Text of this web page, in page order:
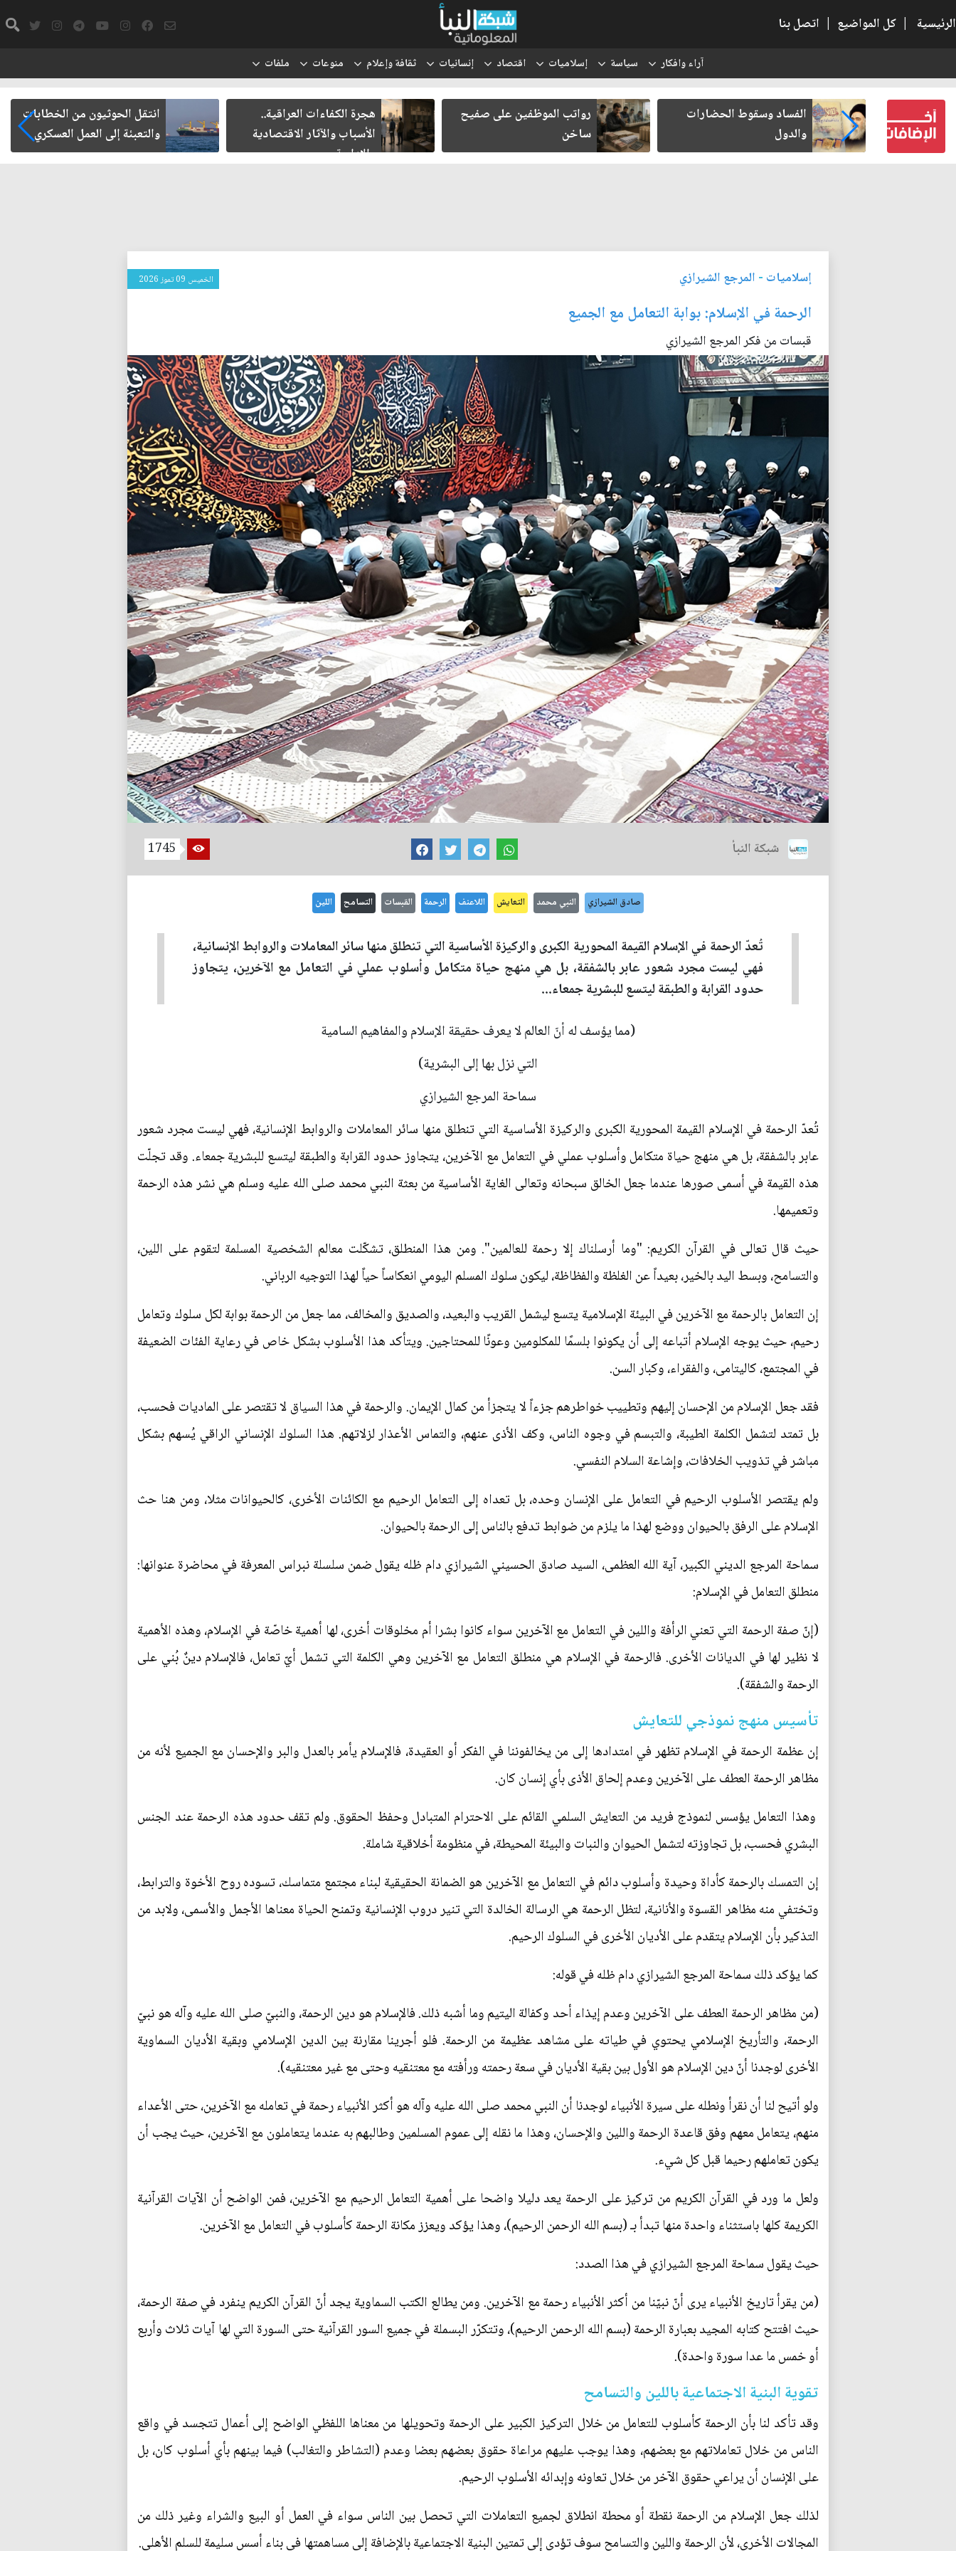
الرئيسية | كل المواضيع | اتصل بنا
آراء وافكار سياسة إسلاميات اقتصاد إنسانيات ثقافة وإعلام منوعات ملفات
لنفسه
الفساد وسقوط الحضارات
والدول
رواتب الموظفين على صفيح
ساخن
هجرة الكفاءات العراقية..
الأسباب والآثار الاقتصادية
والإدارية
انتقل الحوثيون من الخطابات
والتعبئة إلى العمل العسكري
إسلاميات - المرجع الشيرازي الخميس 09 تموز 2026
الرحمة في الإسلام: بوابة التعامل مع الجميع
قبسات من فكر المرجع الشيرازي
شبكة النبأ 1745
صادق الشيرازي النبي محمد التعايش اللاعنف الرحمة القبسات التسامح اللين
تُعدّ الرحمة في الإسلام القيمة المحورية الكبرى والركيزة الأساسية التي تنطلق منها سائر المعاملات والروابط الإنسانية،
فهي ليست مجرد شعور عابر بالشفقة، بل هي منهج حياة متكامل وأسلوب عملي في التعامل مع الآخرين، يتجاوز
حدود القرابة والطبقة ليتسع للبشرية جمعاء...
(مما يؤسف له أنّ العالم لا يعرف حقيقة ‌الإسلام والمفاهيم السامية
التي نزل بها إلى البشرية)
سماحة المرجع الشيرازي
تُعدّ الرحمة في الإسلام القيمة المحورية الكبرى والركيزة الأساسية التي تنطلق منها سائر المعاملات والروابط الإنسانية، فهي ليست مجرد شعور
عابر بالشفقة، بل هي منهج حياة متكامل وأسلوب عملي في التعامل مع الآخرين، يتجاوز حدود القرابة والطبقة ليتسع للبشرية جمعاء. وقد تجلّت
هذه القيمة في أسمى صورها عندما جعل الخالق سبحانه وتعالى الغاية الأساسية من بعثة النبي محمد صلى الله عليه وسلم هي نشر هذه الرحمة
وتعميمها.
حيث قال تعالى في القرآن الكريم: "وما أرسلناك إلا رحمة للعالمين". ومن هذا المنطلق، تشكّلت معالم الشخصية المسلمة لتقوم على اللين،
والتسامح، وبسط اليد بالخير، بعيداً عن الغلظة والفظاظة، ليكون سلوك المسلم اليومي انعكاساً حياً لهذا التوجيه الرباني.
إن التعامل بالرحمة مع الآخرين في البيئة الإسلامية يتسع ليشمل القريب والبعيد، والصديق والمخالف، مما جعل من الرحمة بوابة لكل سلوك وتعامل
رحيم، حيث يوجه الإسلام أتباعه إلى أن يكونوا بلسمًا للمكلومين وعونًا للمحتاجين. ويتأكد هذا الأسلوب بشكل خاص في رعاية الفئات الضعيفة
في المجتمع، كاليتامى، والفقراء، وكبار السن.
فقد جعل الإسلام من الإحسان إليهم وتطييب خواطرهم جزءاً لا يتجزأ من كمال الإيمان. والرحمة في هذا السياق لا تقتصر على الماديات فحسب،
بل تمتد لتشمل الكلمة الطيبة، والتبسم في وجوه الناس، وكف الأذى عنهم، والتماس الأعذار لزلاتهم. هذا السلوك الإنساني الراقي يُسهم بشكل
مباشر في تذويب الخلافات، وإشاعة السلام النفسي.
ولم يقتصر الأسلوب الرحيم في التعامل على الإنسان وحده، بل تعداه إلى التعامل الرحيم مع الكائنات الأخرى، كالحيوانات مثلا، ومن هنا حث
الإسلام على الرفق بالحيوان ووضع لهذا ما يلزم من ضوابط تدفع بالناس إلى الرحمة بالحيوان.
سماحة المرجع الديني الكبير، آية الله العظمى، السيد صادق الحسيني الشيرازي دام ظله يقول ضمن سلسلة نبراس المعرفة في محاضرة عنوانها:
منطلق التعامل في الإسلام:
(إنّ ‌صفة الرحمة التي‌ تعني الرأفة واللين في التعامل مع الآخرين سواء كانوا بشرا أم مخلوقات أخرى،‌ لها أهمية خاصّة‌ في الإسلام، وهذه الأهمية
لا نظير لها في الديانات الأخرى. فالرحمة في الإسلام هي منطلق التعامل مع الآخرين وهي الكلمة التي تشمل أيّ تعامل، فالإسلام دينٌ بُني على
الرحمة والشفقة).
تأسيس منهج نموذجي للتعايش
إن عظمة الرحمة في الإسلام تظهر في امتدادها إلى من يخالفوننا في الفكر أو العقيدة، فالإسلام يأمر بالعدل والبر والإحسان مع الجميع لأنه من
مظاهر الرحمة العطف على الآخرين وعدم إلحاق الأذى بأي إنسان كان.
وهذا التعامل يؤسس لنموذج فريد من التعايش السلمي القائم على الاحترام المتبادل وحفظ الحقوق. ولم تقف حدود هذه الرحمة عند الجنس
البشري فحسب، بل تجاوزته لتشمل الحيوان والنبات والبيئة المحيطة، في منظومة أخلاقية شاملة.
إن التمسك بالرحمة كأداة وحيدة وأسلوب دائم في التعامل مع الآخرين هو الضمانة الحقيقية لبناء مجتمع متماسك، تسوده روح الأخوة والترابط،
وتختفي منه مظاهر القسوة والأنانية، لتظل الرحمة هي الرسالة الخالدة التي تنير دروب الإنسانية وتمنح الحياة معناها الأجمل والأسمى، ولابد من
التذكير بأن الإسلام يتقدم على الأديان الأخرى في السلوك الرحيم.
كما يؤكد ذلك سماحة المرجع الشيرازي دام ظله في قوله:
(من مظاهر الرحمة العطف على الآخرين وعدم إيذاء‌ أحد وكفالة اليتيم وما أشبه ذلك. فالإسلام هو دين الرحمة، والنبيّ صلى الله عليه وآله هو نبيّ
الرحمة، والتأريخ الإسلامي يحتوي في طياته على مشاهد عظيمة من الرحمة. فلو أجرينا مقارنة بين الدين الإسلامي وبقية الأديان السماوية
الأخرى لوجدنا أنّ دين الإسلام هو الأول بين بقية الأديان في سعة رحمته ورأفته مع معتنقيه وحتى مع غير معتنقيه).
ولو أتيح لنا أن نقرأ ونطله على سيرة الأنبياء لوجدنا أن النبي محمد صلى الله عليه وآله هو أكثر الأنبياء رحمة في تعامله مع الآخرين، حتى الأعداء
منهم، يتعامل معهم وفق قاعدة الرحمة واللين والإحسان، وهذا ما نقله إلى عموم المسلمين وطالبهم به عندما يتعاملون مع الآخرين، حيث يجب أن
يكون تعاملهم رحيما قبل كل شيء.
ولعل ما ورد في القرآن الكريم من تركيز على الرحمة يعد دليلا واضحا على أهمية التعامل الرحيم مع الآخرين، فمن الواضح أن الآيات القرآنية
الكريمة كلها باستثناء واحدة منها تبدأ بـ (بسم الله الرحمن الرحيم)، وهذا يؤكد ويعزز مكانة الرحمة كأسلوب في التعامل مع الآخرين.
حيث يقول سماحة المرجع الشيرازي في هذا الصدد:
(من يقرأ تاريخ الأنبياء يرى أنّ نبيّنا من أكثر الأنبياء رحمة‌ مع الآخرين. ومن يطالع الكتب السماوية يجد أنّ القرآن الكريم ينفرد في صفة الرحمة،
حيث افتتح كتابه المجيد بعبارة الرحمة (بسم الله الرحمن الرحيم)، وتتكرّر البسملة في ‌جميع السور القرآنية حتى السورة التي لها آيات ثلاث وأربع
أو خمس ما عدا سورة واحدة).
تقوية البنية الاجتماعية باللين والتسامح
وقد تأكد لنا بأن الرحمة كأسلوب للتعامل من خلال التركيز الكبير على الرحمة وتحويلها من معناها اللفظي الواضح إلى أعمال تتجسد في واقع
الناس من خلال تعاملاتهم مع بعضهم، وهذا يوجب عليهم مراعاة حقوق بعضهم بعضا وعدم (التشاطر والتغالب) فيما بينهم بأي أسلوب كان، بل
على الإنسان أن يراعي حقوق الآخر من خلال تعاونه وإبدائه الأسلوب الرحيم.
لذلك جعل الإسلام من الرحمة نقطة أو محطة انطلاق لجميع التعاملات التي تحصل بين الناس سواء في العمل أو البيع والشراء وغير ذلك من
المجالات الأخرى، لأن الرحمة واللين والتسامح سوف تؤدي إلى تمتين البنية الاجتماعية بالإضافة إلى مساهمتها في بناء أسس سليمة للسلم الأهلي.